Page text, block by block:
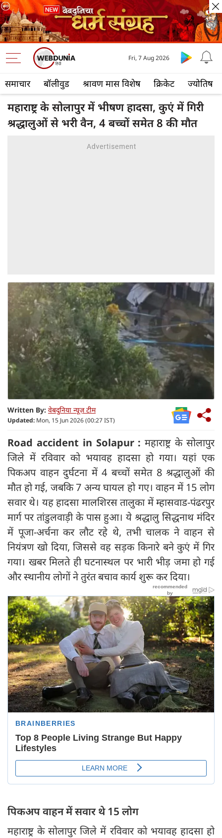
समाचार बॉलीवुड श्रावण मास विशेष क्रिकेट ज्योतिष
Fri, 7 Aug 2026
महाराष्ट्र के सोलापुर में भीषण हादसा, कुएं में गिरी
श्रद्धालुओं से भरी वैन, 4 बच्‍चों समेत 8 की मौत
Written By: वेबदुनिया न्यूज़ टीम
Updated: Mon, 15 Jun 2026 (00:27 IST)
Road accident in Solapur :महाराष्ट्र के सोलापुर
जिले में रविवार को भयावह हादसा हो गया। यहां एक
पिकअप वाहन दुर्घटना में 4 बच्चों समेत 8 श्रद्धालुओं की
मौत हो गई, जबकि 7 अन्य घायल हो गए। वाहन में 15 लोग
सवार थे। यह हादसा मालशिरस तालुका में म्हासवाड-पंढरपुर
मार्ग पर तांडुलवाड़ी के पास हुआ। ये श्रद्धालु सिद्धनाथ मंदिर
में पूजा-अर्चना कर लौट रहे थे, तभी चालक ने वाहन से
नियंत्रण खो दिया, जिससे वह सड़क किनारे बने कुएं में गिर
गया। खबर मिलते ही घटनास्थल पर भारी भीड़ जमा हो गई
और स्थानीय लोगों ने तुरंत बचाव कार्य शुरू कर दिया।
पिकअप वाहन में सवार थे 15 लोग
महाराष्ट्र के सोलापुर जिले में रविवार को भयावह हादसा हो